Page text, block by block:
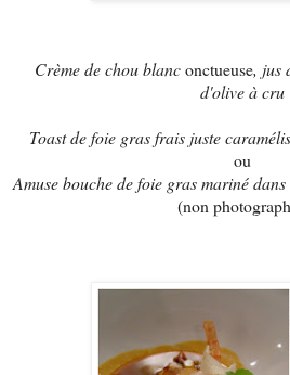
Crème de chou blanconctueuse, jus
d'olive à cru
Toast de foie gras frais juste
ou
Amuse bouche de foie gras mariné
(non